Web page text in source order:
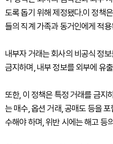
도록 돕기 위해 제정됐다.이 정책
들의 직계 가족과 동거인에게 적
내부자 거래는 회사의 비공식 정
금지하며, 내부 정보를 외부에 유
또한, 이 정책은 특정 거래를 금지
는 매수, 옵션 거래, 공매도 등을
수해야 하며, 위반 시에는 해고 등